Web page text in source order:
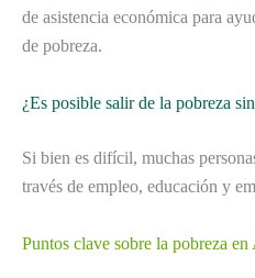
de asistencia económica para
de pobreza.
¿Es posible salir de la pobreza
Si bien es difícil, muchas
través de empleo, educación y
Puntos clave sobre la pobreza en